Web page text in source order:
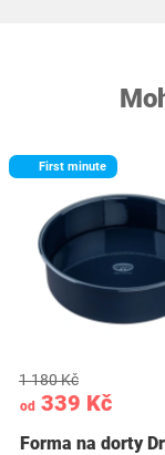
First minute
od 339 Kč
1 180 Kč
Forma na dorty